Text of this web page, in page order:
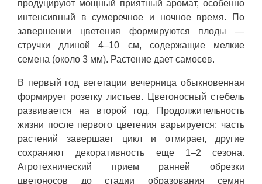
продуцируют мощный приятный аромат, особенно
интенсивный в сумеречное и ночное время. По
завершении цветения формируются плоды —
стручки длиной 4–10 см, содержащие мелкие
семена (около 3 мм). Растение дает самосев.
В первый год вегетации вечерница обыкновенная
формирует розетку листьев. Цветоносный стебель
развивается на второй год. Продолжительность
жизни после первого цветения варьируется: часть
растений завершает цикл и отмирает, другие
сохраняют декоративность еще 1–2 сезона.
Агротехнический прием ранней обрезки
цветоносов до стадии образования семян